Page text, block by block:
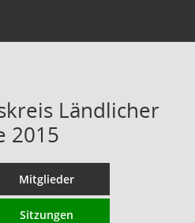
Ländlicher
2015
Mitglieder
Sitzungen